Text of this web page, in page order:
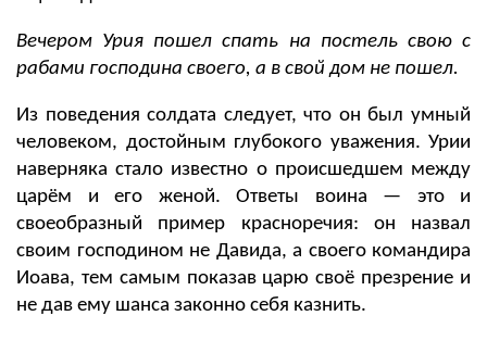
Вечером Урия пошел спать на постель свою с
рабами господина своего, а в свой дом не пошел.
Из поведения солдата следует, что он был умный
человеком, достойным глубокого уважения. Урии
наверняка стало известно о происшедшем между
царём и его женой. Ответы воина — это и
своеобразный пример красноречия:
он назвал
своим господином не Давида, а своего командира
Иоава, тем самым показав царю своё презрение и
не дав ему шанса законно себя казнить.